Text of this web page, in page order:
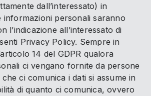
dall’interessato) in
informazioni personali saranno
l’indicazione all’interessato di
Privacy Policy. Sempre in
14 del GDPR qualora
ci vengano fornite da persone
ci comunica i dati si assume in
di quanto ci comunica, ovvero